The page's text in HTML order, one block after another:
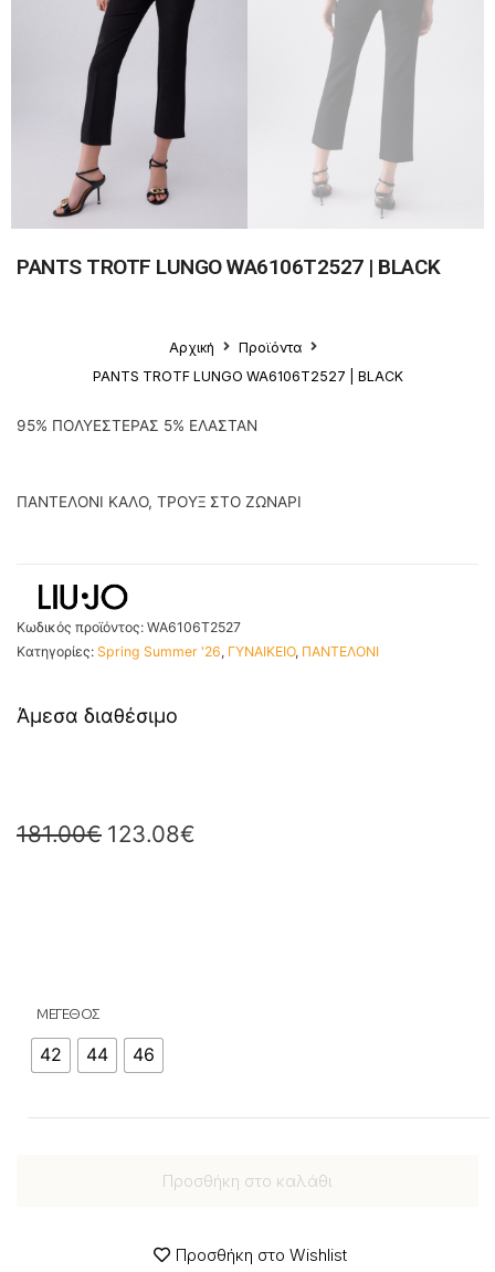
PANTS TROTF LUNGO WA6106T2527 | BLACK
Αρχική
Προϊόντα
PANTS TROTF LUNGO WA6106T2527 | BLACK
95% ΠΟΛΥΕΣΤΕΡΑΣ 5% ΕΛΑΣΤΑΝ
ΠΑΝΤΕΛΟΝΙ ΚΑΛΟ, ΤΡΟΥΞ ΣΤΟ ΖΩΝΑΡΙ
Κωδικός προϊόντος: WA6106T2527
Κατηγορίες: Spring Summer '26, ΓΥΝΑΙΚΕΙΟ, ΠΑΝΤΕΛΟΝΙ
Άμεσα διαθέσιμο
181.00€ 123.08€
ΜΕΓΕΘΟΣ
42 44 46
Προσθήκη στο καλάθι
Προσθήκη στο Wishlist